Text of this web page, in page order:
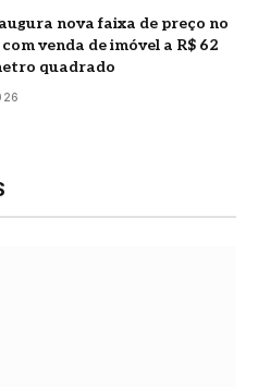
nova faixa de preço no
venda de imóvel a R$ 62
quadrado